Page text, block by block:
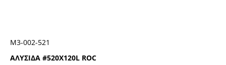
ΑΛΥΣΙΔΑ #520Χ120L ROC
Μ3-002-521